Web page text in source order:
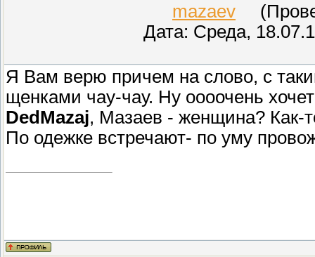
mazaev
Дата: Среда,
Я Вам верю причем на слово, с
щенками чау-чау. Ну оооочень
DedMazaj, Мазаев - женщина? Как-
По одежке встречают- по уму